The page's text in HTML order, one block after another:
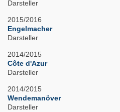
Darsteller
2015/2016
Engelmacher
Darsteller
2014/2015
Côte d'Azur
Darsteller
2014/2015
Wendemanöver
Darsteller